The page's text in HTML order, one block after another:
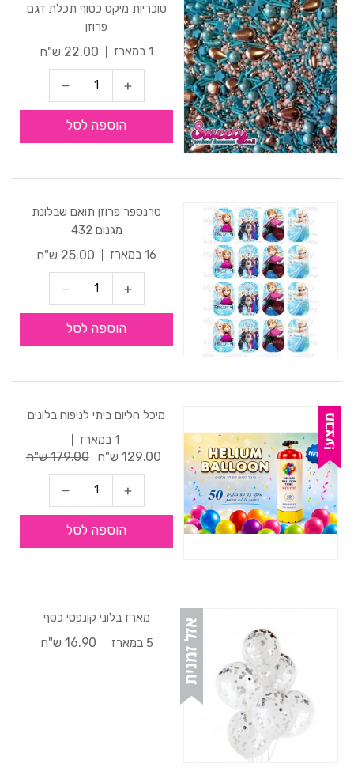
סוכריות מיקס כסוף תכלת דגם
פרוזן
1 במארז
22.00 ש"ח
הוספה לסל
טרנספר פרוזן תואם שבלונת
מגנום 432
16 במארז
25.00 ש"ח
הוספה לסל
מיכל הליום ביתי לניפוח בלונים
1 במארז
129.00 ש"ח 179.00 ש"ח
הוספה לסל
מארז בלוני קונפטי כסף
5 במארז
16.90 ש"ח